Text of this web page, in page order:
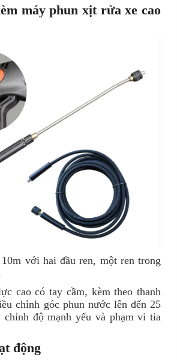
máy phun xịt rửa xe cao
với hai đầu ren, một ren trong
cao có tay cầm, kèm theo thanh
chỉnh góc phun nước lên đến 25
chỉnh độ mạnh yếu và phạm vi tia
động